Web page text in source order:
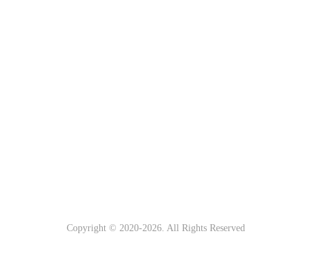
Copyright © 2020-2026. All Rights Reserved